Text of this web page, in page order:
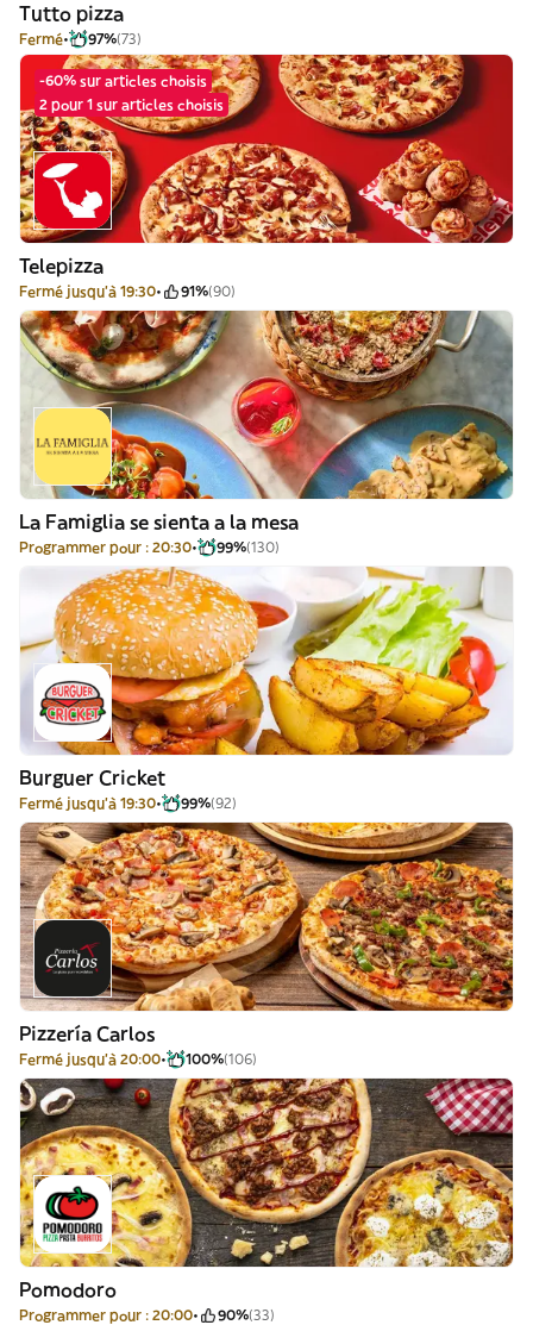
Tutto pizza
Fermé 97%(73)
-60% sur articles choisis
2 pour 1 sur articles choisis
Telepizza
Fermé jusqu'à 19:30 91%(90)
La Famiglia se sienta a la mesa
Programmer pour : 20:30 99%(130)
Burguer Cricket
Fermé jusqu'à 19:30 99%(92)
Pizzería Carlos
Fermé jusqu'à 20:00 100%(106)
Pomodoro
Programmer pour : 20:00 90%(33)